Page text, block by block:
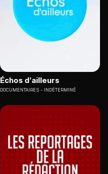
Échos d'ailleurs
DOCUMENTAIRES INDÉTERMINÉ